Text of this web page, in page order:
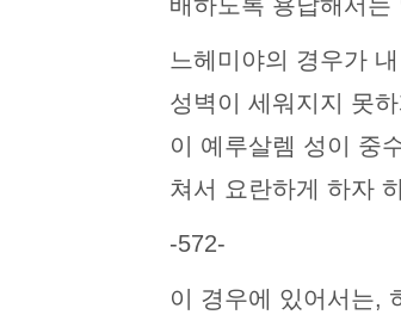
느헤미야의 경우가
성벽이 세워지지 못
이 예루살렘 성이 중
쳐서 요란하게 하자
-572-
이 경우에 있어서는,